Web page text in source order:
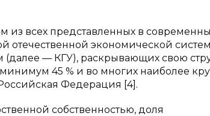
из всех представленных в
отечественной экономической
(далее — КГУ), раскрывающих свою
45 % и во многих наиболее
Федерация [4].
собственностью, доля